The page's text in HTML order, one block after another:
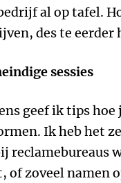
al op tafel.
des te eerder
sessies
geef ik tips
Ik heb het
reclamebureaus
of zoveel namen